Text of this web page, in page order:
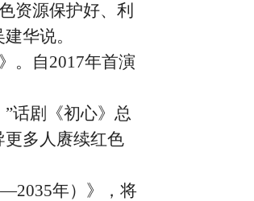
资源保护好、利
华说。
。自2017年首演
话剧《初心》总
更多人赓续红色
年）》，将